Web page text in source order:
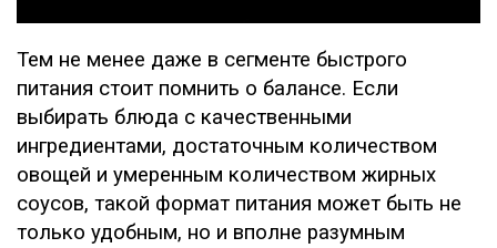
Тем не менее даже в сегменте быстрого
питания стоит помнить о балансе. Если
выбирать блюда с качественными
ингредиентами, достаточным количеством
овощей и умеренным количеством жирных
соусов, такой формат питания может быть не
только удобным, но и вполне разумным